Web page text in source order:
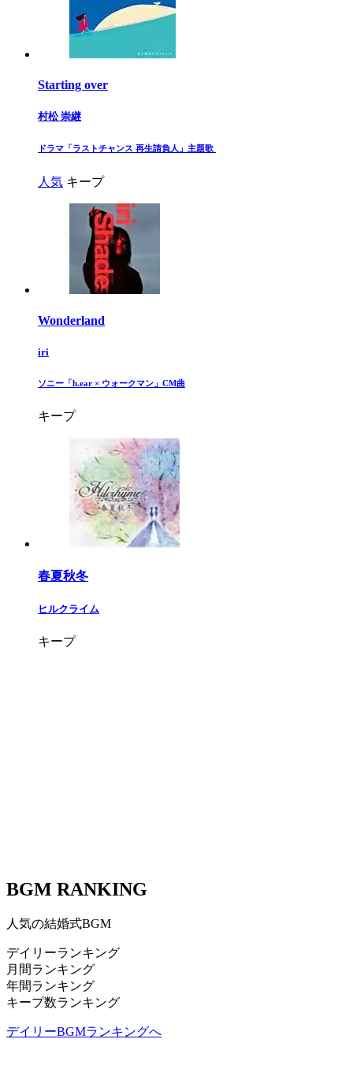
Starting over
村松 崇継
​ドラマ「ラストチャンス 再生請負人」主題歌 ​
人気 キープ
Wonderland
iri
​ソニー「h.ear × ウォークマン」CM曲​
キープ
春夏秋冬
ヒルクライム
キープ
BGM RANKING
人気の結婚式BGM
デイリーランキング
月間ランキング
年間ランキング
キープ数ランキング
デイリーBGMランキングへ